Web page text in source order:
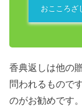
おこころざ
香典返しは他の
問われるもので
のがお勧めです